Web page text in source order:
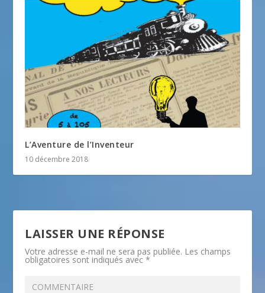
L’Aventure de l’Inventeur
10 décembre 2018
LAISSER UNE RÉPONSE
Votre adresse e-mail ne sera pas publiée. Les champs
obligatoires sont indiqués avec*